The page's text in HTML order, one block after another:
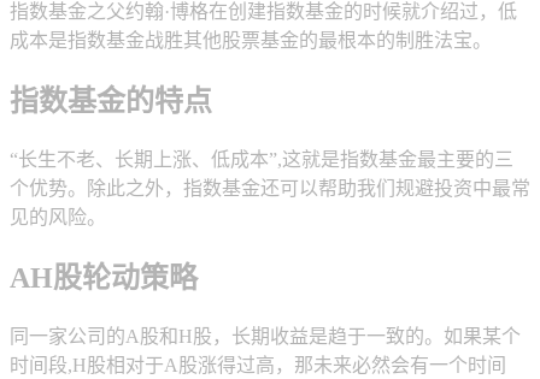
指数基金之父约翰·博格在创建指数基金的时候就介绍过，低
成本是指数基金战胜其他股票基金的最根本的制胜法宝。
指数基金的特点
“长生不老、长期上涨、低成本”,这就是指数基金最主要的三
个优势。除此之外，指数基金还可以帮助我们规避投资中最常
见的风险。
AH股轮动策略
同一家公司的A股和H股，长期收益是趋于一致的。如果某个
时间段,H股相对于A股涨得过高，那未来必然会有一个时间